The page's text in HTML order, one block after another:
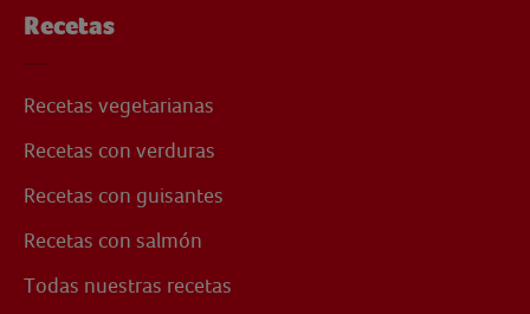
Recetas
Recetas vegetarianas
Recetas con verduras
Recetas con guisantes
Recetas con salmón
Todas nuestras recetas